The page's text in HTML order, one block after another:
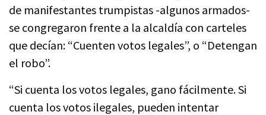
de manifestantes trumpistas -algunos armados-
se congregaron frente a la alcaldía con carteles
que decían: “Cuenten votos legales”, o “Detengan
el robo”.
“Si cuenta los votos legales, gano fácilmente. Si
cuenta los votos ilegales, pueden intentar